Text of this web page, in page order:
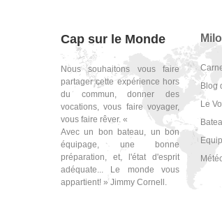
Cap sur le Monde
Nous souhaitons vous faire
partager cette expérience hors
du commun, donner des
vocations, vous faire voyager,
vous faire rêver. «
Avec un bon bateau, un bon
équipage, une bonne
préparation, et, l'état d'esprit
adéquate... Le monde vous
appartient! » Jimmy Cornell.
Blog
Le